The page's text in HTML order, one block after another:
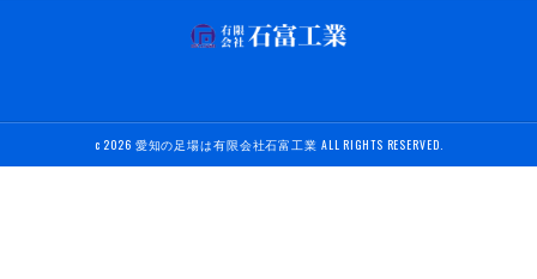
c 2026 愛知の足場は有限会社石富工業 ALL RIGHTS RESERVED.